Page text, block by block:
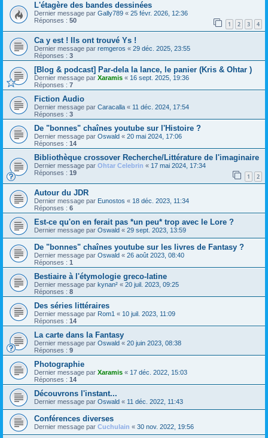
L'étagère des bandes dessinées
Dernier message par Gally789 « 25 févr. 2026, 12:36
Réponses : 50 1 2 3 4
Ca y est ! Ils ont trouvé Ys !
Dernier message par remgeros « 29 déc. 2025, 23:55
Réponses : 3
[Blog & podcast] Par-dela la lance, le panier (Kris & Ohtar )
Dernier message par Xaramis « 16 sept. 2025, 19:36
Réponses : 7
Fiction Audio
Dernier message par Caracalla « 11 déc. 2024, 17:54
Réponses : 3
De "bonnes" chaînes youtube sur l'Histoire ?
Dernier message par Oswald « 20 mai 2024, 17:06
Réponses : 14
Bibliothèque crossover Recherche/Littérature de l'imaginaire
Dernier message par Ohtar Celebrin « 17 mai 2024, 17:34
Réponses : 19 1 2
Autour du JDR
Dernier message par Eunostos « 18 déc. 2023, 11:34
Réponses : 6
Est-ce qu'on en ferait pas *un peu* trop avec le Lore ?
Dernier message par Oswald « 29 sept. 2023, 13:59
De "bonnes" chaînes youtube sur les livres de Fantasy ?
Dernier message par Oswald « 26 août 2023, 08:40
Réponses : 1
Bestiaire à l'étymologie greco-latine
Dernier message par kynan² « 20 juil. 2023, 09:25
Réponses : 8
Des séries littéraires
Dernier message par Rom1 « 10 juil. 2023, 11:09
Réponses : 14
La carte dans la Fantasy
Dernier message par Oswald « 20 juin 2023, 08:38
Réponses : 9
Photographie
Dernier message par Xaramis « 17 déc. 2022, 15:03
Réponses : 14
Découvrons l'instant...
Dernier message par Oswald « 11 déc. 2022, 11:43
Conférences diverses
Dernier message par Cuchulain « 30 nov. 2022, 19:56